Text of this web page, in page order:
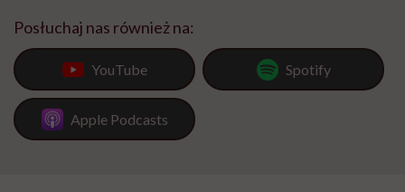
Posłuchaj nas również na:
YouTube Spotify
Apple Podcasts